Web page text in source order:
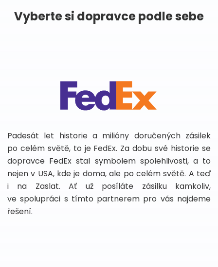
Vyberte si dopravce podle sebe
Padesát let historie a milióny doručených zásilek
po celém světě, to je FedEx. Za dobu své historie se
dopravce FedEx stal symbolem spolehlivosti, a to
nejen v USA, kde je doma, ale po celém světě. A teď
i na Zaslat. Ať už posíláte zásilku kamkoliv,
ve spolupráci s tímto partnerem pro vás najdeme
řešení.